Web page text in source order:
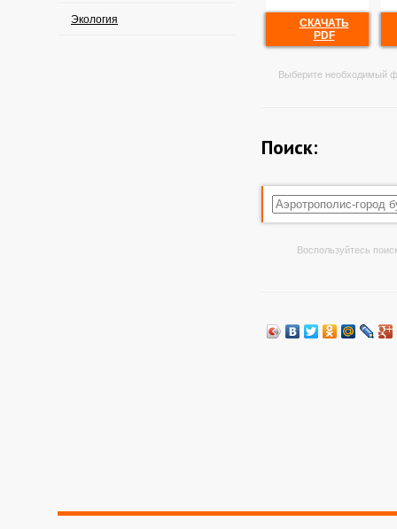
Экология
СКАЧАТЬ
PDF
Выберите необходимый
Поиск:
Воспользуйтесь